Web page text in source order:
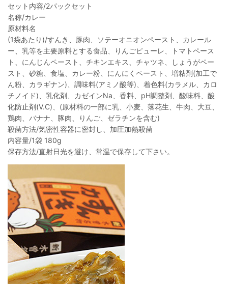
セット内容/2パックセット
名称/カレー
原材料名
(1袋あたり)/すんき、豚肉、ソテーオニオンペースト、カレール
ー、乳等を主要原料とする食品、りんごピューレ、トマトペース
ト、にんじんペースト、チキンエキス、チャツネ、しょうがペー
スト、砂糖、食塩、カレー粉、にんにくペースト、増粘剤(加工で
ん粉、カラギナン)、調味料(アミノ酸等)、着色料(カラメル、カロ
チノイド)、乳化剤、カゼインNa、香料、pH調整剤、酸味料、酸
化防止剤(V.C)、(原材料の一部に乳、小麦、落花生、牛肉、大豆、
鶏肉、バナナ、豚肉、りんご、ゼラチンを含む)
殺菌方法/気密性容器に密封し、加圧加熱殺菌
内容量/1袋 180g
保存方法/直射日光を避け、常温で保存して下さい。